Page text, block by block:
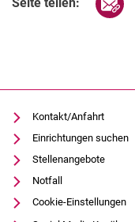
Seite teilen:
Kontakt/Anfahrt
Einrichtungen suchen
Stellenangebote
Notfall
Cookie-Einstellungen